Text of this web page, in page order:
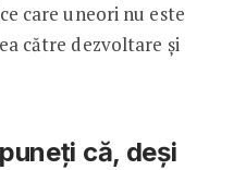
care uneori nu este
către dezvoltare și
că, deși